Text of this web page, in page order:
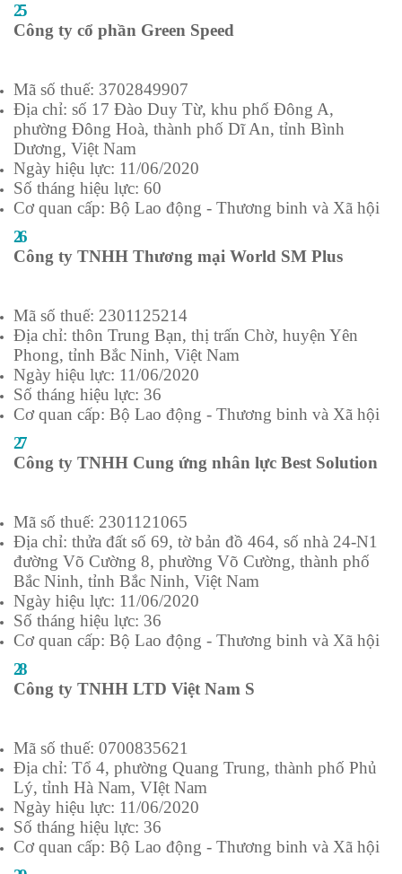
25
Công ty cổ phần Green Speed
Mã số thuế: 3702849907
Địa chỉ: số 17 Đào Duy Từ, khu phố Đông A,
phường Đông Hoà, thành phố Dĩ An, tỉnh Bình
Dương, Việt Nam
Ngày hiệu lực: 11/06/2020
Số tháng hiệu lực: 60
Cơ quan cấp: Bộ Lao động - Thương binh và Xã hội
26
Công ty TNHH Thương mại World SM Plus
Mã số thuế: 2301125214
Địa chỉ: thôn Trung Bạn, thị trấn Chờ, huyện Yên
Phong, tỉnh Bắc Ninh, Việt Nam
Ngày hiệu lực: 11/06/2020
Số tháng hiệu lực: 36
Cơ quan cấp: Bộ Lao động - Thương binh và Xã hội
27
Công ty TNHH Cung ứng nhân lực Best Solution
Mã số thuế: 2301121065
Địa chỉ: thửa đất số 69, tờ bản đồ 464, số nhà 24-N1
đường Võ Cường 8, phường Võ Cường, thành phố
Bắc Ninh, tỉnh Bắc Ninh, Việt Nam
Ngày hiệu lực: 11/06/2020
Số tháng hiệu lực: 36
Cơ quan cấp: Bộ Lao động - Thương binh và Xã hội
28
Công ty TNHH LTD Việt Nam S
Mã số thuế: 0700835621
Địa chỉ: Tổ 4, phường Quang Trung, thành phố Phủ
Lý, tỉnh Hà Nam, VIệt Nam
Ngày hiệu lực: 11/06/2020
Số tháng hiệu lực: 36
Cơ quan cấp: Bộ Lao động - Thương binh và Xã hội